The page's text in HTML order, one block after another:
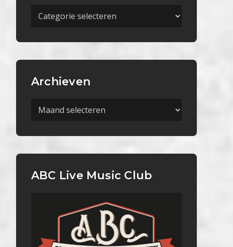
Meer
Archieven
Archieven
ABC Live Music Club